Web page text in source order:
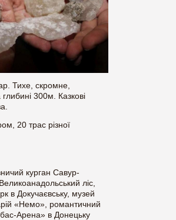
Тихе, скромне,
300м. Казкові
20 трас різної
курган Савур-
ліс,
в Докучаєвську, музей
«Немо», романтичний
Арена» в Донецьку